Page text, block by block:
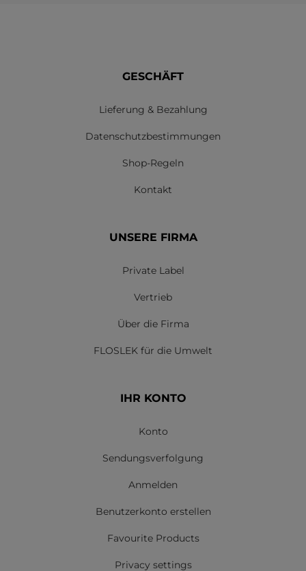
GESCHÄFT
Lieferung & Bezahlung
Datenschutzbestimmungen
Shop-Regeln
Kontakt
UNSERE FIRMA
Private Label
Vertrieb
Über die Firma
FLOSLEK für die Umwelt
IHR KONTO
Konto
Sendungsverfolgung
Anmelden
Benutzerkonto erstellen
Favourite Products
Privacy settings